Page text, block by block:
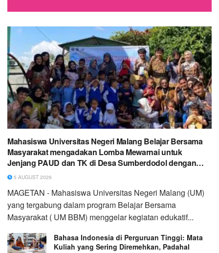
Mahasiswa Universitas Negeri Malang Belajar Bersama
Masyarakat mengadakan Lomba Mewarnai untuk
Jenjang PAUD dan TK di Desa Sumberdodol dengan
Tema “Ekspresikan Kreativitasmu dengan Warna”
5 AUGUST 2026
MAGETAN - Mahasiswa Universitas Negeri Malang (UM)
yang tergabung dalam program Belajar Bersama
Masyarakat ( UM BBM) menggelar kegiatan edukatif...
Bahasa Indonesia di Perguruan Tinggi: Mata
Kuliah yang Sering Diremehkan, Padahal